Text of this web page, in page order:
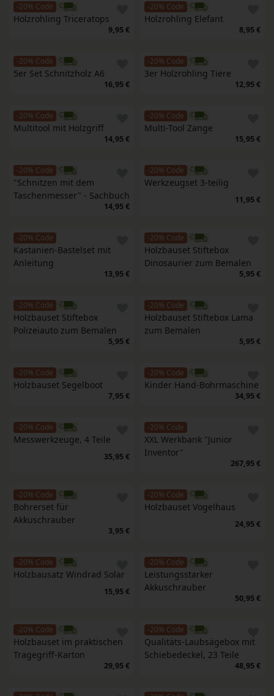
-20% Code
Holzrohling Triceratops
9,95 €
-20% Code
Holzrohling Elefant
8,95 €
-20% Code
5er Set Schnitzholz A6
16,95 €
-20% Code
3er Holzrohling Tiere
12,95 €
-20% Code
Multitool mit Holzgriff
14,95 €
-20% Code
Multi-Tool Zange
15,95 €
-20% Code
"Schnitzen mit dem
Taschenmesser" - Sachbuch
14,95 €
-20% Code
Werkzeugset 3-teilig
11,95 €
-20% Code
Kastanien-Bastelset mit
Anleitung
13,95 €
-20% Code
Holzbauset Stiftebox
Dinosaurier zum Bemalen
5,95 €
-20% Code
Holzbauset Stiftebox
Polizeiauto zum Bemalen
5,95 €
-20% Code
Holzbauset Stiftebox Lama
zum Bemalen
5,95 €
-20% Code
Holzbauset Segelboot
7,95 €
-20% Code
Kinder Hand-Bohrmaschine
34,95 €
-20% Code
Messwerkzeuge, 4 Teile
35,95 €
-20% Code
XXL Werkbank "Junior
Inventor"
267,95 €
-20% Code
Bohrerset für
Akkuschrauber
3,95 €
-20% Code
Holzbauset Vogelhaus
24,95 €
-20% Code
Holzbausatz Windrad Solar
15,95 €
-20% Code
Leistungsstarker
Akkuschrauber
50,95 €
-20% Code
Holzbauset im praktischen
Tragegriff-Karton
29,95 €
-20% Code
Qualitäts-Laubsägebox mit
Schiebedeckel, 23 Teile
48,95 €